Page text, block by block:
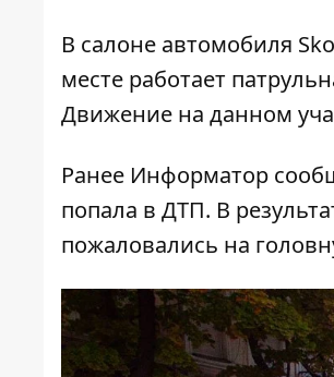
В салоне автомобиля
месте работает
Движение на данном
Ранее Информатор
попала в ДТП. В
пожаловались на